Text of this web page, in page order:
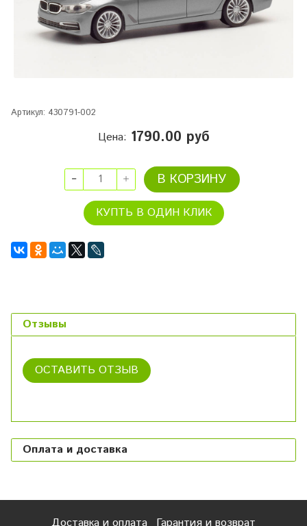
Артикул: 430791-002
Цена: 1790.00 руб
В КОРЗИНУ
КУПТЬ В ОДИН КЛИК
Отзывы
ОСТАВИТЬ ОТЗЫВ
Оплата и доставка